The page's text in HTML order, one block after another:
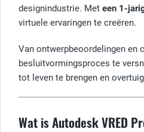
designindustrie. Met een 1-
virtuele ervaringen te creëren.
Van ontwerpbeoordelingen
besluitvormingsproces te
tot leven te brengen en
Wat is Autodesk VRED